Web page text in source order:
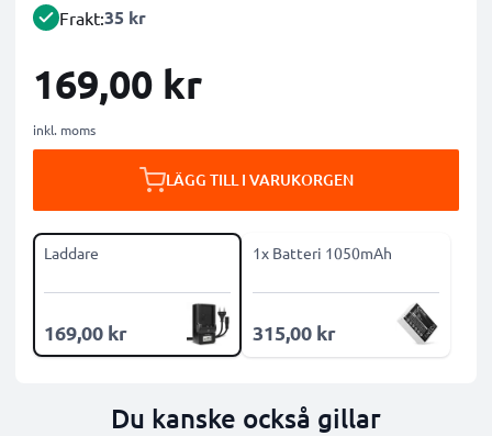
Frakt:35 kr
169,00 kr
inkl. moms
LÄGG TILL I VARUKORGEN
Laddare
169,00 kr
1x Batteri 1050mAh
315,00 kr
Du kanske också gillar